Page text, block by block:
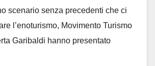
scenario senza precedenti che ci
l’enoturismo, Movimento Turismo
Garibaldi hanno presentato